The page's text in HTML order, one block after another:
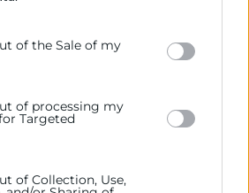
click to grant or deny consent to
in below Google consent
of the Sale of my
of processing my
Targeted
of Collection, Use,
corporación de derecho público,
a las empresas.
promocionar y defender los intereses
la industria y la navegación.